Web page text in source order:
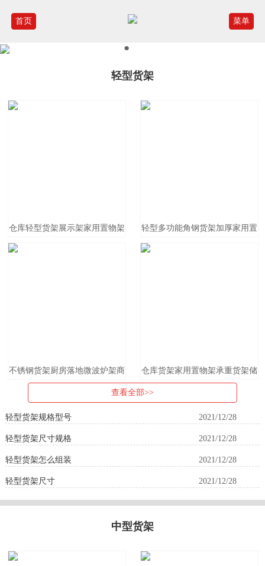
首页 菜单
●
轻型货架
仓库轻型货架展示架家用置物架
轻型多功能角钢货架加厚家用置
物架阳台储物架白色黑色多层小
不锈钢货架厨房落地微波炉架商
用仓储轻型置物架多层仓库家用
收纳
仓库货架家用置物架承重货架储
查看全部>>
轻型货架规格型号 2021/12/28
轻型货架尺寸规格 2021/12/28
轻型货架怎么组装 2021/12/28
轻型货架尺寸 2021/12/28
中型货架